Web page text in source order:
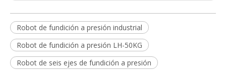
Robot de fundición a presión industrial
Robot de fundición a presión LH-50KG
Robot de seis ejes de fundición a presión